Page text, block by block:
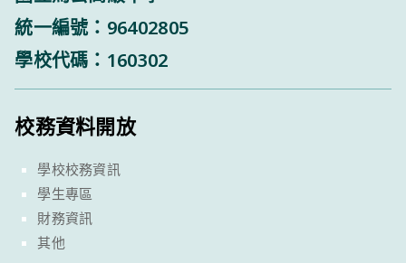
統一編號：96402805
學校代碼：160302
校務資料開放
學校校務資訊
學生專區
財務資訊
其他